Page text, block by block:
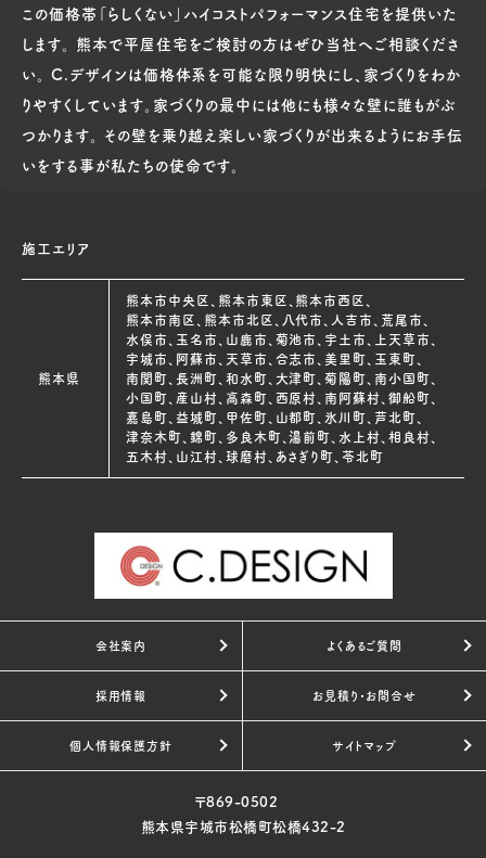
この価格帯「らしくない」ハイコストパフォーマンス住宅を提供いた
します。 熊本で平屋住宅をご検討の方はぜひ当社へご相談くださ
い。 C.デザインは価格体系を可能な限り明快にし、家づくりをわか
りやすくしています。家づくりの最中には他にも様々な壁に誰もがぶ
つかります。 その壁を乗り越え楽しい家づくりが出来るようにお手伝
いをする事が私たちの使命です。
施工エリア
熊本県
熊本市中央区、熊本市東区、熊本市西区、
熊本市南区、熊本市北区、八代市、人吉市、荒尾市、
水俣市、玉名市、山鹿市、菊池市、宇土市、上天草市、
宇城市、阿蘇市、天草市、合志市、美里町、玉東町、
南関町、長洲町、和水町、大津町、菊陽町、南小国町、
小国町、産山村、高森町、西原村、南阿蘇村、御船町、
嘉島町、益城町、甲佐町、山都町、氷川町、芦北町、
津奈木町、錦町、多良木町、湯前町、水上村、相良村、
五木村、山江村、球磨村、あさぎり町、苓北町
会社案内 よくあるご質問
採用情報 お見積り・お問合せ
個人情報保護方針 サイトマップ
〒869-0502
熊本県宇城市松橋町松橋432-2